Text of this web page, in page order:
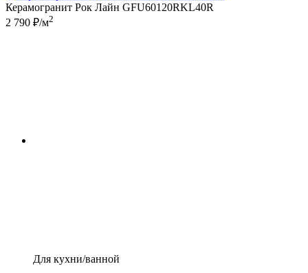
Керамогранит Рок Лайн GFU60120RKL40R
2 790 ₽/м2
Для кухни/ванной